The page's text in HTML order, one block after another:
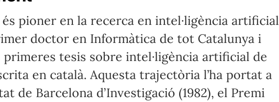
pioner en la recerca en intel·ligència artificial
doctor en Informàtica de tot Catalunya i
primeres tesis sobre intel·ligència artificial de
en català. Aquesta trajectòria l’ha portat a
de Barcelona d’Investigació (1982), el Premi